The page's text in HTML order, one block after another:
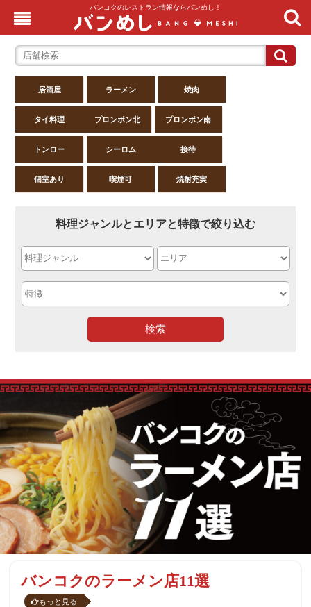
バンコクのレストラン情報ならバンめし！
居酒屋 ラーメン 焼肉
タイ料理 プロンポン北 プロンポン南
トンロー シーロム 接待
個室あり 喫煙可 焼酎充実
料理ジャンルとエリアと特徴で絞り込む
検索
バンコクのラーメン店11選
もっと見る